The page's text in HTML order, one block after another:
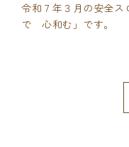
令和７年３月の安全
で 心和む」です。